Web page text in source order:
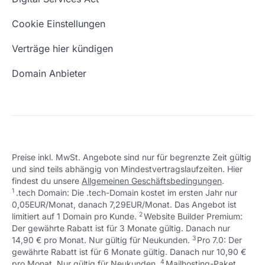
Schön, dass ich dir helfen konnte.
Tut mir leid, du erreichst uns unter:
+49 (0) 451 / 70 99 70
support@checkdomain.de
Schön, dass ich dir helfen konnte.
Tut mir leid, du erreichst uns unter:
+49 (0) 451 / 70 99 70
support@checkdomain.de
Schön, dass ich dir helfen konnte.
Tut mir leid, du erreichst uns unter:
+49 (0) 451 / 70 99 70oder
support@checkdomain.de
Schön, dass ich dir helfen konnte.
Tut mir leid, du erreichst uns unter:
+49 (0) 451 / 70 99 70oder
support@checkdomain.de
Schön, dass ich dir helfen konnte.
Tut mir leid, du erreichst uns unter:
+49 (0) 451 / 70 99 70oder
support@checkdomain.de
Domain Umzug
Wie ist meine IP?
Email Adresse erstellen
Cookie Einstellungen
Verträge hier kündigen
Domain Anbieter
Preise inkl. MwSt. Angebote sind nur für begrenzte Zeit gültig
und sind teils abhängig von Mindestvertragslaufzeiten. Hier
findest du unsere Allgemeinen Geschäftsbedingungen.
1 .tech Domain: Die .tech-Domain kostet im ersten Jahr nur
0,05EUR/Monat, danach 7,29EUR/Monat. Das Angebot ist
limitiert auf 1 Domain pro Kunde. ↩ 1
2 Website Builder Premium:
Der gewährte Rabatt ist für 3 Monate gültig. Danach nur
14,90 € pro Monat. Nur gültig für Neukunden. ↩ 1
3 Pro 7.0: Der
gewährte Rabatt ist für 6 Monate gültig. Danach nur 10,90 €
↩ 1
4